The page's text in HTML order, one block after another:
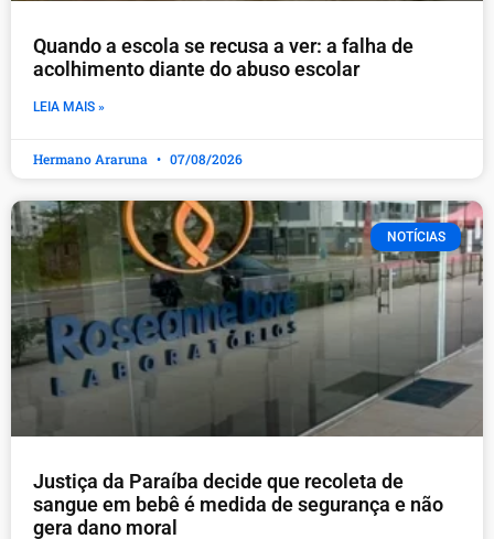
Quando a escola se recusa a ver: a falha de
acolhimento diante do abuso escolar
LEIA MAIS »
Hermano Araruna 07/08/2026
NOTÍCIAS
Justiça da Paraíba decide que recoleta de
sangue em bebê é medida de segurança e não
gera dano moral